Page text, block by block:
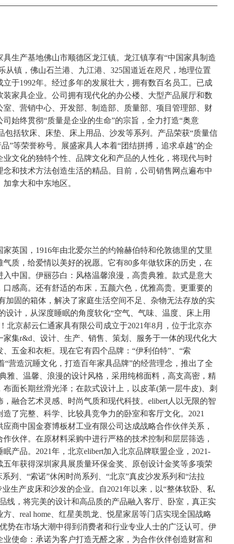
生产基地佛山市顺德区龙江镇。龙江镇享有“中国家具制造
从镇，佛山石兰港、九江港、325国道近在咫尺，地理位置
于1992年。经过多年的发展壮大，拥有数百名员工。已成
家具企业。公司拥有现代化的办公楼、大型产品展厅和数
、营销中心、开发部、制造部、质量部、项目管理部、财
始终贯彻“质量是企业的生命”的宗旨，全力打造“奥意
包括软床、床垫、床上用品、沙发等系列。产品荣获“质量信
”等荣誉称号。展盛家具人本着“团结拼搏，追求卓越”的企
文化的独特个性、品牌文化和产品的人性化，将现代与时
和技术方法创造生活的精品。目前，公司销售网点遍布中
拿大和中东地区。
英国，1916年由北爱尔兰的约翰赫伯特和伦敦德里的艾里
质，给爱情以美好的祝愿。它有80多年做软床的历史，在
中国。伊丽莎白：风格温馨浪漫，高贵典雅。款式是意大
感高。还有舒适的布床，五颜六色，优雅高贵。更重要的
加固的箱体，解决了家庭生活空间不足、杂物无法存放的实
设计，从深度睡眠的角度软化“空气、气味、温度、床上用
北京郝云仁通家具有限公司成立于2021年8月，位于北京亦
集r&d、设计、生产、销售、策划、服务于一体的现代化大
五金和衣柜。现在它有四个品牌：“伊利伯特”、“索
“营造沉睡文化，打造百年家具品牌”的经营理念，推出了全
雅、温馨、浪漫的设计风格，采用纯棉面料，高支高密，精
面长期丝滑光泽；在款式设计上，以皮革(第一层牛皮)、刺
融合艺术灵感、时尚气质和现代科技。elibert人以无限的智
了完整、科学、比较具竞争力的卧室和客厅文化。2021
商中国金赛博板材工业有限公司达成战略合作伙伴关系，
伙伴。在原材料采购中进行严格的技术控制和层层筛选，
产品。2021年，北京elibert加入北京品牌联盟企业，2021-
年获得深圳家具展质量环保金奖、原创设计金奖等多项荣
列、“索诺”休闲时尚系列、“北京”真皮沙发系列和“法拉
生产皮床和沙发的企业。自2021年以来，以“整体软卧、私
线，将完美的设计和高品质的产品融入客厅、卧室，真正实
、real home、红星美凯龙、悦星家居等门店实现全国战略
势在市场大潮中得到消费者和行业专业人士的广泛认可。伊
使命：承诺为客户打造无醛之家，为合作伙伴创造财富和